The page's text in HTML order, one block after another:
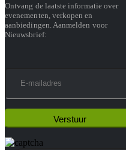
Ontvang de laatste informatie over
evenementen, verkopen en
aanbiedingen. Aanmelden voor
Nieuwsbrief: